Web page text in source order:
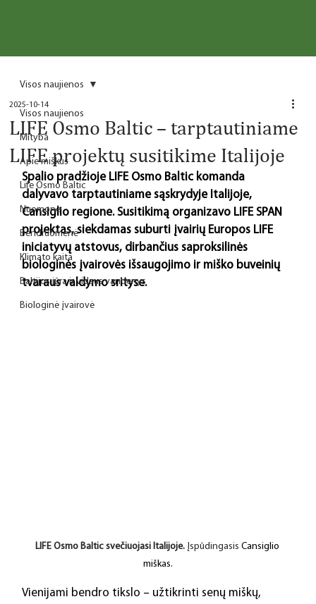
Visos naujienos
Mityba
Apie miškus
Life Osmo Baltic
Nuomonė
Bendruomenė
Klimato kaita
Baltijos jūra ir vidaus vandenys
Biologinė įvairovė
Visos naujienos
LIFE Osmo Baltic – tarptautiniame
LIFE projektų susitikime Italijoje
2025-10-14
Spalio pradžioje LIFE Osmo Baltic komanda
dalyvavo tarptautiniame sąskrydyje Italijoje,
Cansiglio regione. Susitikimą organizavo LIFE SPAN
projektas, siekdamas suburti įvairių Europos LIFE
iniciatyvų atstovus, dirbančius saproksilinės
biologinės įvairovės išsaugojimo ir miško buveinių
tvaraus valdymo srityse.
LIFE Osmo Baltic svečiuojasi Italijoje. Įspūdingasis Cansiglio
miškas.
Vienijami bendro tikslo – užtikrinti senų miškų,